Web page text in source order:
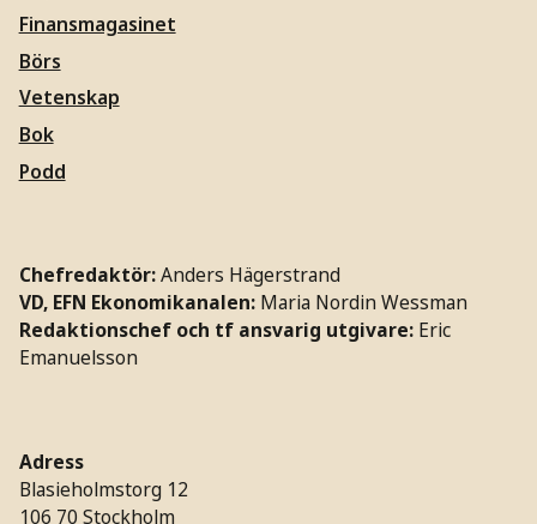
Finansmagasinet
Börs
Vetenskap
Bok
Podd
Chefredaktör:Anders Hägerstrand
VD, EFN Ekonomikanalen: Maria Nordin Wessman
Redaktionschef och tf ansvarig utgivare: Eric
Emanuelsson
Adress
Blasieholmstorg 12
106 70 Stockholm